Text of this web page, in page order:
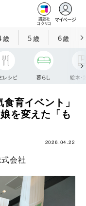
講談社
コクリコ
マイページ
歳 5歳 6歳
レシピ 暮らし 絵本・
育イベント」
を変えた「も
2026.04.22
会社